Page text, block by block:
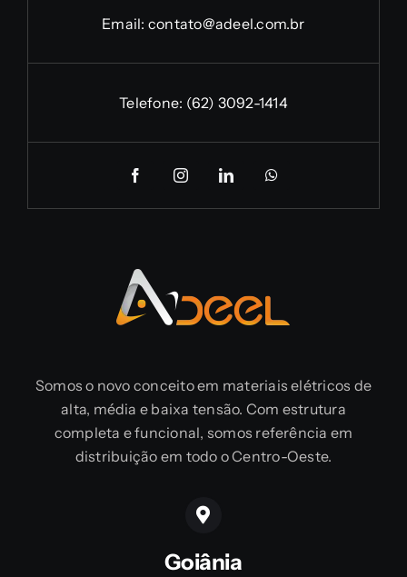
Email: contato@adeel.com.br
Telefone: (62) 3092-1414
Somos o novo conceito em materiais elétricos de
alta, média e baixa tensão. Com estrutura
completa e funcional, somos referência em
distribuição em todo o Centro-Oeste.
Goiânia